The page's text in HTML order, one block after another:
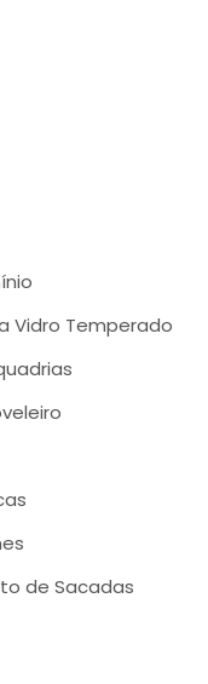
Vidro Temperado
de Sacadas